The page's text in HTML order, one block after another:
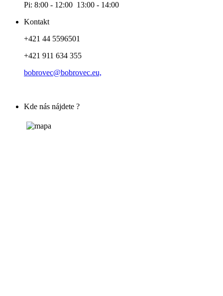
Pi: 8:00 - 12:00 13:00 - 14:00
Kontakt
+421 44 5596501
+421 911 634 355
bobrovec@bobrovec.eu,
Kde nás nájdete ?